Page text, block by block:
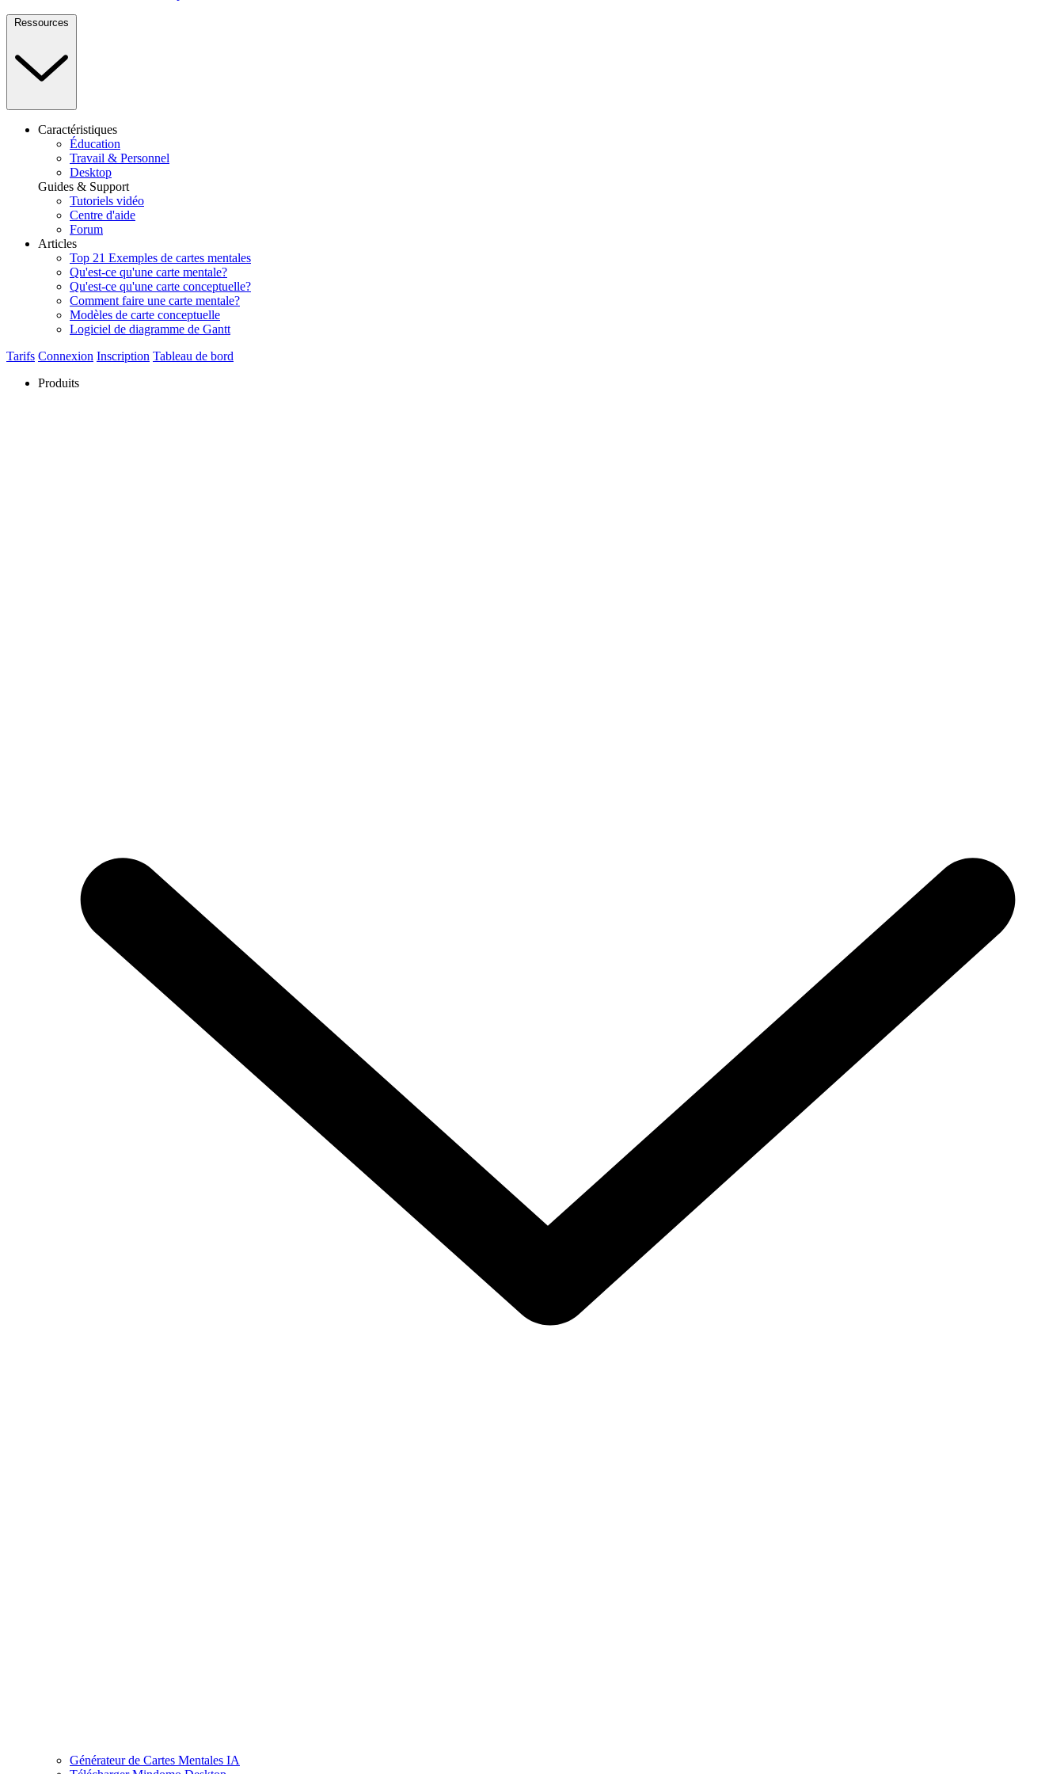
Ressources
Caractéristiques
Éducation
Travail & Personnel
Desktop
Guides & Support
Tutoriels vidéo
Centre d'aide
Forum
Articles
Top 21 Exemples de cartes mentales
Qu'est-ce qu'une carte mentale?
Qu'est-ce qu'une carte conceptuelle?
Comment faire une carte mentale?
Modèles de carte conceptuelle
Logiciel de diagramme de Gantt
Tarifs Connexion Inscription Tableau de bord
Produits
Générateur de Cartes Mentales IA